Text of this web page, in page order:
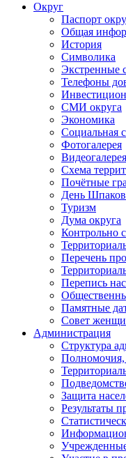
Округ
Паспорт
Общая
История
Символика
Экстренные
Телефоны
СМИ округа
Экономика
Социальная
Фотогалерея
Видеогалерея
Схема
Почётные
День
Туризм
Дума округа
Контрольно
Перечень
Перепись
Памятные
Совет
Администрация
Структура
Полномочия,
Защита
Результаты